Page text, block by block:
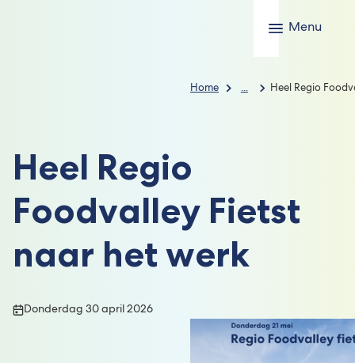
Menu
Home ... Heel Regio
Heel Regio
Foodvalley Fietst
naar het werk
Publicatiedatum:
Donderdag 30 april 2026